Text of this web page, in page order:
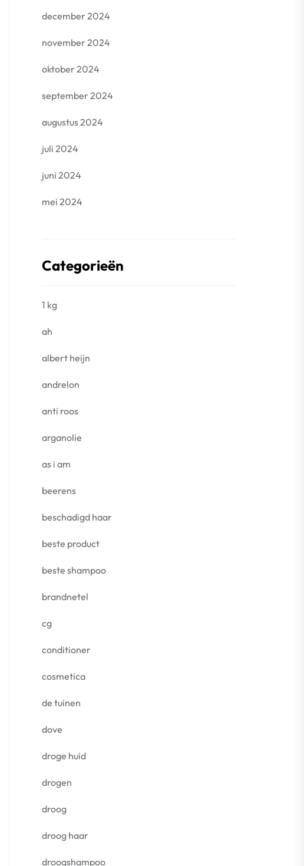
december 2024
november 2024
oktober 2024
september 2024
augustus 2024
juli 2024
juni 2024
mei 2024
Categorieën
1 kg
ah
albert heijn
andrelon
anti roos
arganolie
as i am
beerens
beschadigd haar
beste product
beste shampoo
brandnetel
cg
conditioner
cosmetica
de tuinen
dove
droge huid
drogen
droog
droog haar
droogshampoo